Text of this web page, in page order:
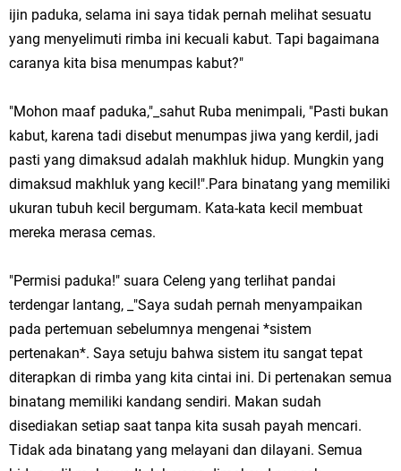
ijin paduka, selama ini saya tidak pernah melihat sesuatu
yang menyelimuti rimba ini kecuali kabut. Tapi bagaimana
caranya kita bisa menumpas kabut?"
"Mohon maaf paduka,"_sahut Ruba menimpali, "Pasti bukan
kabut, karena tadi disebut menumpas jiwa yang kerdil, jadi
pasti yang dimaksud adalah makhluk hidup. Mungkin yang
dimaksud makhluk yang kecil!".Para binatang yang memiliki
ukuran tubuh kecil bergumam. Kata-kata kecil membuat
mereka merasa cemas.
"Permisi paduka!" suara Celeng yang terlihat pandai
terdengar lantang, _"Saya sudah pernah menyampaikan
pada pertemuan sebelumnya mengenai *sistem
pertenakan*. Saya setuju bahwa sistem itu sangat tepat
diterapkan di rimba yang kita cintai ini. Di pertenakan semua
binatang memiliki kandang sendiri. Makan sudah
disediakan setiap saat tanpa kita susah payah mencari.
Tidak ada binatang yang melayani dan dilayani. Semua